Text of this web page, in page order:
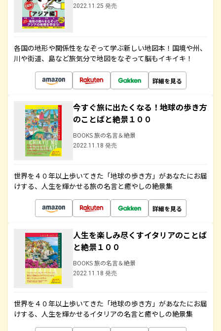
2022.11.25 発売
各国の地形や関係性をなぞって学ぶ新しい地図本！国境や州、
川や街道、島など旅気分で地図をなぞって脳もイキイキ！
詳細を見る
今すぐ旅に出たくなる！地球の歩き方
のことばと絶景１００
BOOKS 旅の名言＆絶景
2022.11.18 発売
世界を４０年以上歩いてきた「地球の歩き方」があなたにお届
けする、人生を輝かせる旅の名言と癒やしの絶景集
詳細を見る
人生を楽しみ尽くすイタリアのことば
と絶景１００
BOOKS 旅の名言＆絶景
2022.11.18 発売
世界を４０年以上歩いてきた「地球の歩き方」があなたにお届
けする、人生を輝かせるイタリアの名言と癒やしの絶景集